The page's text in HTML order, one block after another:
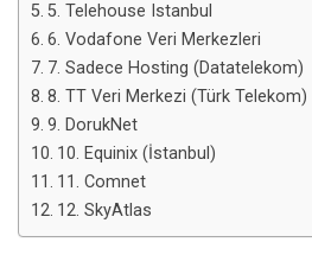
5. Telehouse Istanbul
6. Vodafone Veri Merkezleri
7. Sadece Hosting (Datatelekom)
8. TT Veri Merkezi (Türk Telekom)
9. DorukNet
10. Equinix (İstanbul)
11. Comnet
12. SkyAtlas